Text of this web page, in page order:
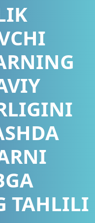
TAHLILI